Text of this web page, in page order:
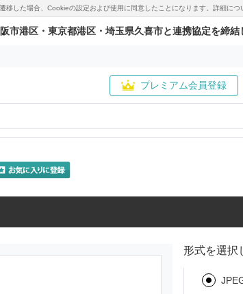
した場合、Cookieの設定および使用に同意したことになります。詳細に
市港区・東京都港区・埼玉県久喜市と連携協定を締結
プレミアム会員登録
形式を選択